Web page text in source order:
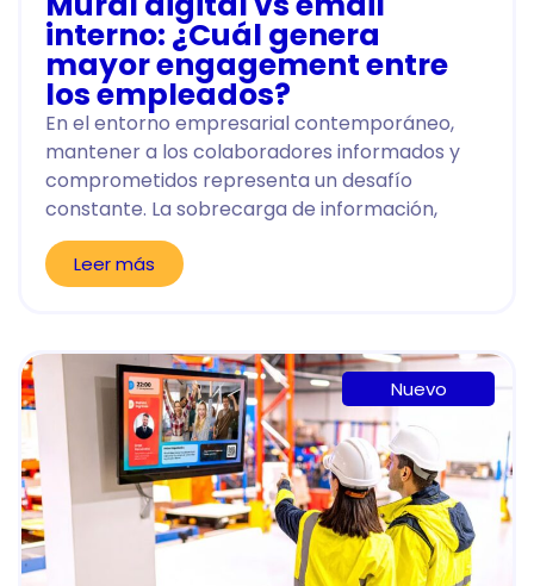
interno: ¿Cuál genera
mayor engagement entre
los empleados?
En el entorno empresarial contemporáneo,
mantener a los colaboradores informados y
comprometidos representa un desafío
constante. La sobrecarga de información,
Leer más
Nuevo